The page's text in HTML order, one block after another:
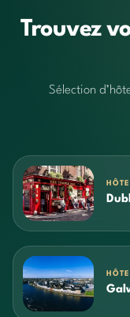
Trouvez
Sélection